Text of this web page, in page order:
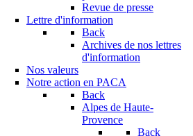
Revue de presse
Lettre d'information
Back
Archives de nos lettres
d'information
Nos valeurs
Notre action en PACA
Back
Alpes de Haute-
Provence
Back